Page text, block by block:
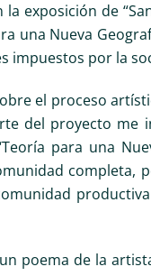
exposición de
una Nueva
impuestos por la
el proceso
del proyecto me
para una
completa,
poema de la